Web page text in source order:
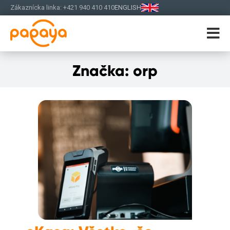
Zákaznícka linka: +421 940 410 410ENGLISH
Značka: orp